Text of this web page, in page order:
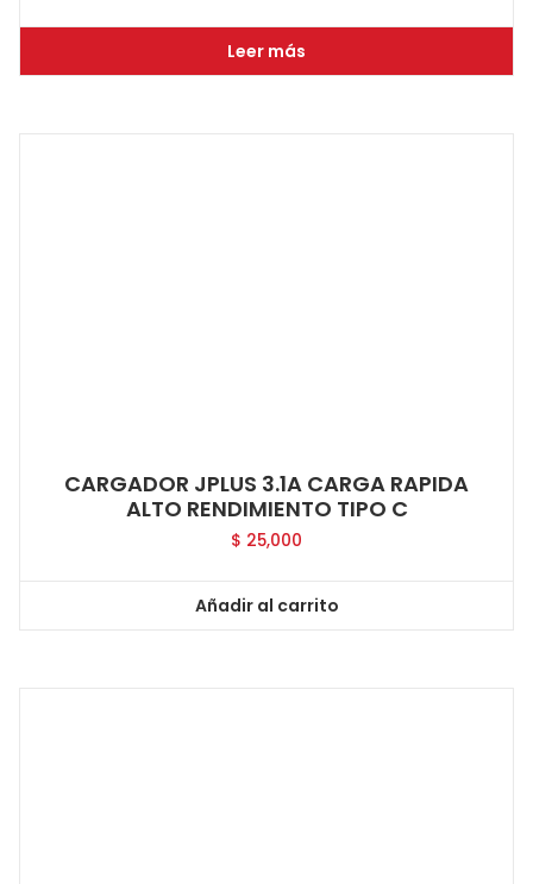
Leer más
CARGADOR JPLUS 3.1A CARGA RAPIDA
ALTO RENDIMIENTO TIPO C
$ 25,000
Añadir al carrito